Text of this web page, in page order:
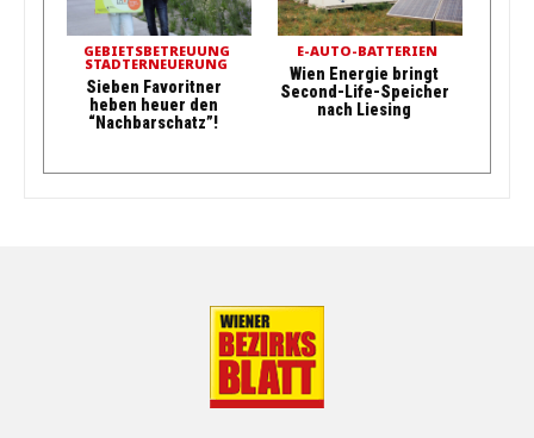
GEBIETSBETREUUNG
STADTERNEUERUNG
Sieben Favoritner
heben heuer den
“Nachbarschatz”!
E-AUTO-BATTERIEN
Wien Energie bringt
Second-Life-Speicher
nach Liesing